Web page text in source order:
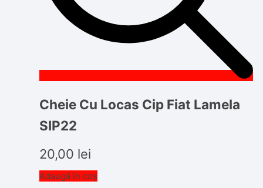
Cheie Cu Locas Cip Fiat Lamela
SIP22
20,00 lei
Adaugă în coș